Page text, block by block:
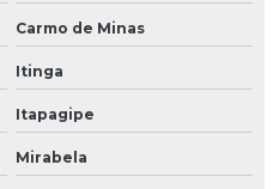
Carmo de Minas
Itinga
Itapagipe
Mirabela